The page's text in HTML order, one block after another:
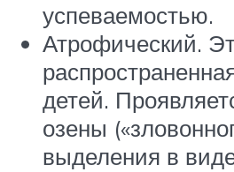
успеваемостью.
Атрофический.
детей.
озены
выделения в